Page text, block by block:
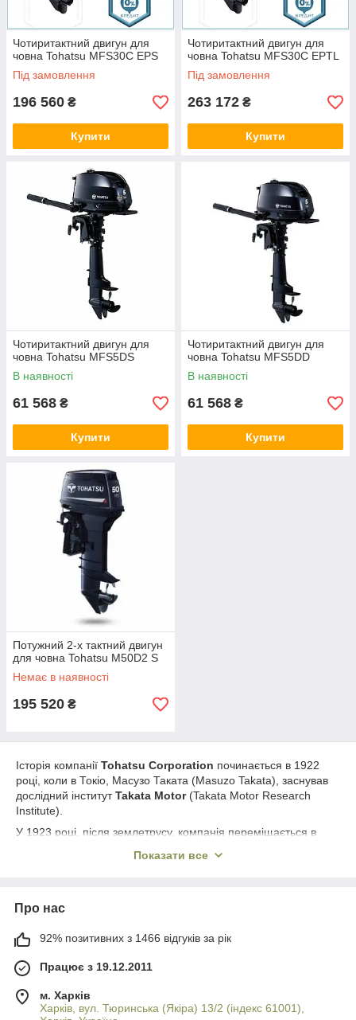
Чотиритактний двигун для
човна Tohatsu MFS30C EPS
Під замовлення
196 560 ₴
Купити
Чотиритактний двигун для
човна Tohatsu MFS30C EPTL
Під замовлення
263 172 ₴
Купити
Чотиритактний двигун для
човна Tohatsu MFS5DS
В наявності
61 568 ₴
Купити
Чотиритактний двигун для
човна Tohatsu MFS5DD
В наявності
61 568 ₴
Купити
Потужний 2-х тактний двигун
для човна Tohatsu M50D2 S
Немає в наявності
195 520 ₴
Історія компанії Tohatsu Corporation починається в 1922
році, коли в Токіо, Масузо Таката (Masuzo Takata), заснував
дослідний інститутTakata Motor (Takata Motor Research
Institute).
У 1923 році, після землетрусу, компанія переміщається в
іригаційним насосів в рамках урядових замовлень.
транспорту Японії починається виробництво мотодрезин
Компанія розширюється, реорганізовується і ще двічі
перейменовується. Випускаються генератори для
У 1935 році розробляється перший підвісний човновий мотор
Показати все
Про нас
92% позитивних з 1466 відгуків за рік
Працює з 19.12.2011
м. Харків
Харків, вул. Тюринська (Якіра) 13/2 (індекс 61001),